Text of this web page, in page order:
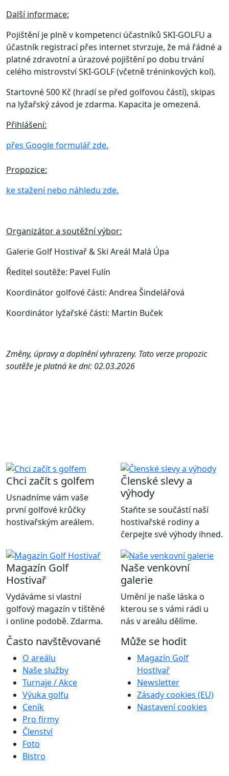
Další informace:
Pojištění je plně v kompetenci účastníků SKI-GOLFU a
účastník registrací přes internet stvrzuje, že má řádné a
platné zdravotní a úrazové pojištění po dobu trvání
celého mistrovství SKI-GOLF (včetně tréninkových kol).
Startovné 500 Kč (hradí se před golfovou částí), skipas
na lyžařský závod je zdarma. Kapacita je omezená.
Přihlášení:
přes Google formulář zde.
Propozice:
ke stažení nebo náhledu zde.
Organizátor a soutěžní výbor:
Galerie Golf Hostivař & Ski Areál Malá Úpa
Ředitel soutěže: Pavel Fulín
Koordinátor golfové části: Andrea Šindelářová
Koordinátor lyžařské části: Martin Buček
Změny, úpravy a doplnění vyhrazeny. Tato verze propozic
soutěže je platná ke dni: 02.03.2026
Chci začít s golfem
Usnadníme vám vaše
první golfové krůčky
hostivařským areálem.
Členské slevy a
výhody
Staňte se součástí naší
hostivařské rodiny a
čerpejte své výhody ihned.
Magazín Golf
Hostivař
Vydáváme si vlastní
golfový magazín v tištěné
i online podobě. Zdarma.
Naše venkovní
galerie
Umění je naše láska o
kterou se s vámi rádi u
nás v areálu dělíme.
Často navštěvované
O areálu
Naše služby
Turnaje / Akce
Výuka golfu
Ceník
Pro firmy
Členství
Foto
Bistro
Může se hodit
Magazín Golf
Hostivař
Newsletter
Zásady cookies (EU)
Nastavení cookies